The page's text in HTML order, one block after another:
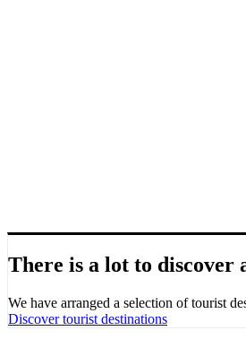
There is a lot to discover
We have arranged a selection of tourist
Discover tourist destinations